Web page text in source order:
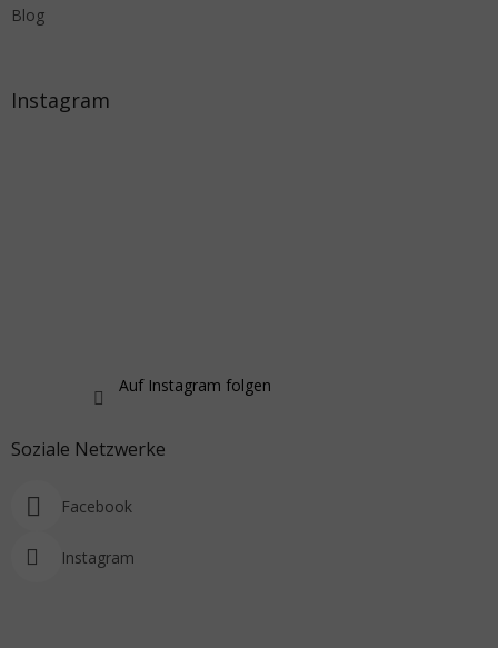
Blog
Instagram
Auf Instagram folgen
Soziale Netzwerke
Facebook
Instagram